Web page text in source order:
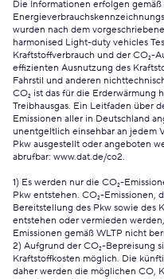
Die Informationen erfolgen
wurden nach dem
harmonised Light-duty vehicles
Kraftstoffverbrauch und der CO₂-
effizienten Ausnutzung des
Fahrstil und anderen
CO₂ ist das für die Erderwärmung
Treibhausgas. Ein Leitfaden über
Emissionen aller in Deutschland
unentgeltlich einsehbar an jedem
Pkw ausgestellt oder angeboten
abrufbar: www.dat.de/co2.
1) Es werden nur die CO₂-
Pkw entstehen. CO₂-Emissionen,
Bereitstellung des Pkw sowie des
entstehen oder vermieden
Emissionen gemäß WLTP nicht
2) Aufgrund der CO₂-Bepreisung
Kraftstoffkosten möglich. Die
daher werden die möglichen CO,